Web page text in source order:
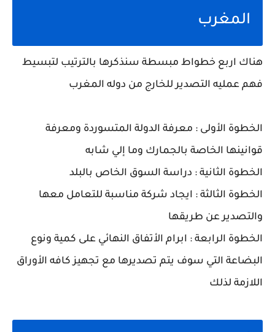
المغرب
هناك اربع خطواط مبسطة سنذكرها بالترتيب لتبسيط
فهم عمليه التصدير للخارج من دوله المغرب
الخطوة الأولى : معرفة الدولة المتسوردة ومعرفة
قوانينها الخاصة بالجمارك وما إلي شابه
الخطوة الثانية : دراسة السوق الخاص بالبلد
الخطوة الثالثة : ايجاد شركة مناسبة للتعامل معها
والتصدير عن طريقها
الخطوة الرابعة : ابرام الأتفاق النهائي على كمية ونوع
البضاعة التي سوف يتم تصديرها مع تجهيز كافه الأوراق
اللازمة لذلك